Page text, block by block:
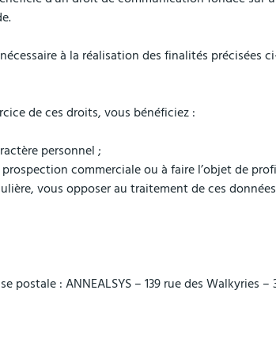
à la réalisation des finalités précisées
de ces droits, vous bénéficiez :
personnel ;
commerciale ou à faire l’objet de
vous opposer au traitement de ces
: ANNEALSYS – 139 rue des Walkyries –